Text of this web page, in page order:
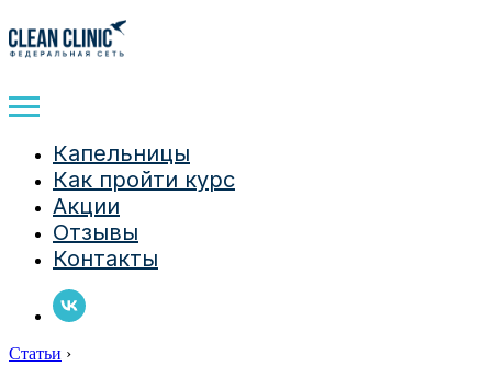
Капельницы
Как пройти курс
Акции
Отзывы
Контакты
Статьи ›